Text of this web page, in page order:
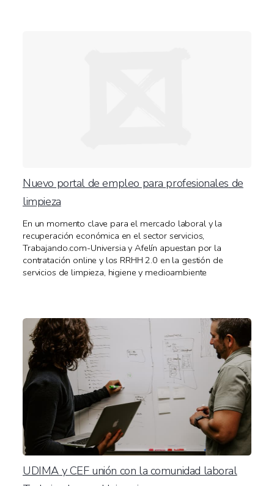
Nuevo portal de empleo para profesionales de
limpieza
En un momento clave para el mercado laboral y la
recuperación económica en el sector servicios,
Trabajando.com-Universia y Afelín apuestan por la
contratación online y los RRHH 2.0 en la gestión de
servicios de limpieza, higiene y medioambiente
UDIMA y CEF unión con la comunidad laboral